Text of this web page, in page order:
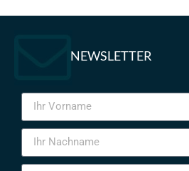
NEWSLETTER